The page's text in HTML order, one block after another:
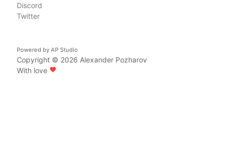
Discord
Twitter
Powered by AP Studio
Copyright © 2026 Alexander Pozharov
With love favorite